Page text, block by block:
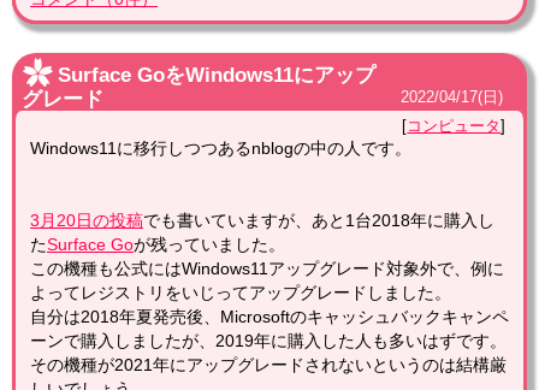
2022/04/17(日)
Surface GoをWindows11にアップ
グレード
コンピュータ
Windows11に移行しつつあるnblogの中の人です。
3月20日の投稿でも書いていますが、あと1台2018年に購入し
たSurface Goが残っていました。
この機種も公式にはWindows11アップグレード対象外で、例に
よってレジストリをいじってアップグレードしました。
自分は2018年夏発売後、Microsoftのキャッシュバックキャンペ
ーンで購入しましたが、2019年に購入した人も多いはずです。
その機種が2021年にアップグレードされないというのは結構厳